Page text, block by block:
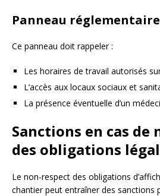
Panneau
Ce panneau doit rappeler :
Les horaires de travail autorisés
L’accès aux locaux sociaux et
La présence éventuelle d’un
Sanctions en cas de
des obligations
Le non-respect des obligations
chantier peut entraîner des sanctions